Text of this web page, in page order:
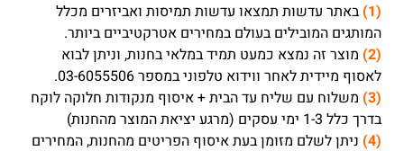
(1)
באתר עדשות תמצאו עדשות תמיסות ואביזרים מכלל
המותגים המובילים בעולם במחירים אטרקטיביים ביותר.
(2)
מוצר זה נמצא כמעט תמיד במלאי בחנות, וניתן לבוא
לאסוף מיידית לאחר ווידוא טלפוני במספר 03-6055506.
(3)
משלוח עם שליח עד הבית + איסוף מנקודות חלוקה לוקח
בדרך כלל 1-3 ימי עסקים (מרגע יציאת המוצר מהחנות)
(4)
ניתן לשלם מזומן בעת איסוף הפריטים מהחנות, המחירים